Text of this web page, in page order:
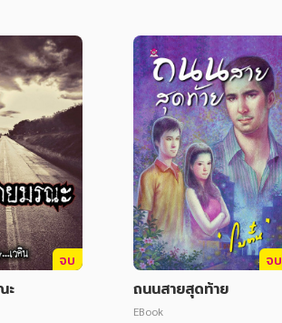
จบ
ะ
จบ
ถนนสายสุดท้าย
EBook